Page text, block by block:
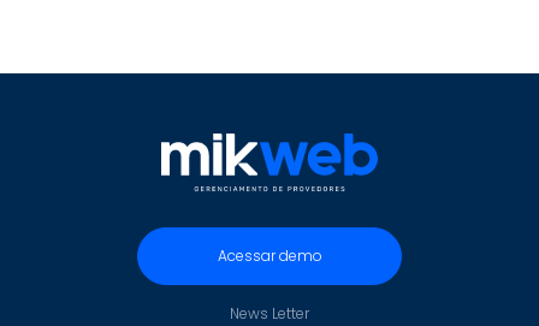
Acessar demo
News Letter